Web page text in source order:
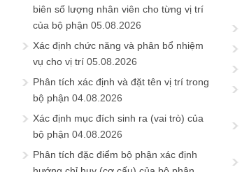
biên số lượng nhân viên cho từng vị trí
của bộ phận 05.08.2026
Xác định chức năng và phân bổ nhiệm
vụ cho vị trí 05.08.2026
Phân tích xác định và đặt tên vị trí trong
bộ phận 04.08.2026
Xác định mục đích sinh ra (vai trò) của
bộ phận 04.08.2026
Phân tích đặc điểm bộ phận xác định